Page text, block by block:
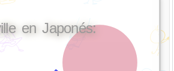
en Japonés: